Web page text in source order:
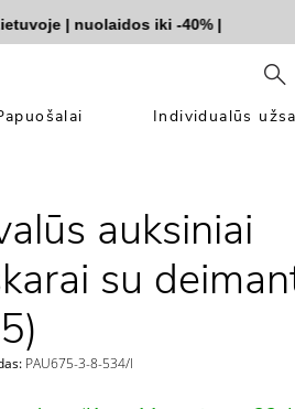
|nuolaidos iki -40%|
Individualūs
auksiniai
su
PAU675-3-8-534/l